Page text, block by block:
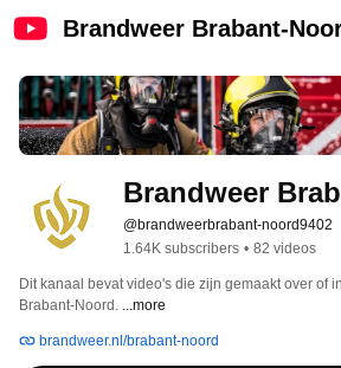
Brandweer Brabant-
Brandweer
@brandweerbrabant-noord9402
1.64K subscribers • 82 videos
Dit kanaal bevat video's die zijn gemaakt over of
Brabant-Noord. ...more
brandweer.nl/brabant-noord